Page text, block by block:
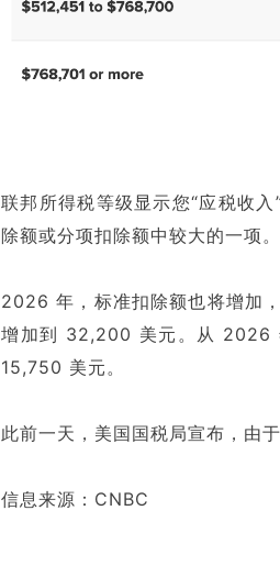
联邦所得税等级显示您“应税收
除额或分项扣除额中较大的一项。
2026 年，标准扣除额也将增加
增加到 32,200 美元。从 2026
15,750 美元。
此前一天，美国国税局宣布，由
信息来源：CNBC